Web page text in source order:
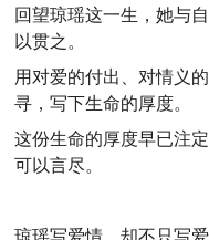
回望琼瑶这一生，她与
以贯之。
用对爱的付出、对情义
寻，写下生命的厚度。
这份生命的厚度早已注
可以言尽。